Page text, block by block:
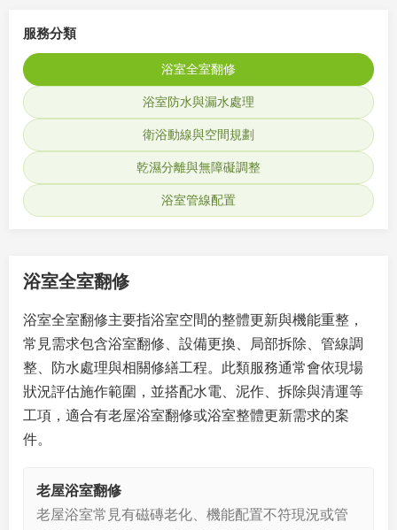
服務分類
浴室全室翻修
浴室防水與漏水處理
衛浴動線與空間規劃
乾濕分離與無障礙調整
浴室管線配置
浴室全室翻修
浴室全室翻修主要指浴室空間的整體更新與機能重整，
常見需求包含浴室翻修、設備更換、局部拆除、管線調
整、防水處理與相關修繕工程。此類服務通常會依現場
狀況評估施作範圍，並搭配水電、泥作、拆除與清運等
工項，適合有老屋浴室翻修或浴室整體更新需求的案
件。
老屋浴室翻修
老屋浴室常見有磁磚老化、機能配置不符現況或管